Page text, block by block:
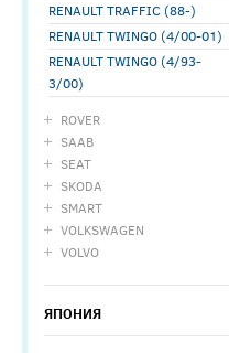
RENAULT TRAFFIC (88-)
RENAULT TWINGO (4/00-01)
RENAULT TWINGO (4/93-
3/00)
ROVER
SAAB
SEAT
SKODA
SMART
VOLKSWAGEN
VOLVO
ЯПОНИЯ